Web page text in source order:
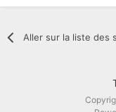
Aller sur la liste des